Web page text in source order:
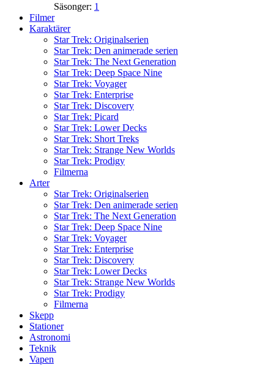
Säsonger: 1
Filmer
Karaktärer
Star Trek: Originalserien
Star Trek: Den animerade serien
Star Trek: The Next Generation
Star Trek: Deep Space Nine
Star Trek: Voyager
Star Trek: Enterprise
Star Trek: Discovery
Star Trek: Picard
Star Trek: Lower Decks
Star Trek: Short Treks
Star Trek: Strange New Worlds
Star Trek: Prodigy
Filmerna
Arter
Star Trek: Originalserien
Star Trek: Den animerade serien
Star Trek: The Next Generation
Star Trek: Deep Space Nine
Star Trek: Voyager
Star Trek: Enterprise
Star Trek: Discovery
Star Trek: Lower Decks
Star Trek: Strange New Worlds
Star Trek: Prodigy
Filmerna
Skepp
Stationer
Astronomi
Teknik
Vapen